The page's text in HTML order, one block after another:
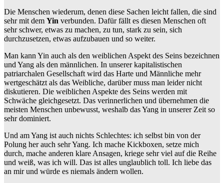
Die Menschen wiederum, denen diese Sachen leicht fallen, die sind
sehr mit dem Yin verbunden. Dafür fällt es diesen Menschen oft
sehr schwer, etwas zu machen, zu tun, stark zu sein, sich
durchzusetzen, etwas aufzubauen und so weiter.
Man kann Yin auch als den weiblichen Aspekt des Seins bezeichnen
und Yang als den männlichen. In unserer kapitalistischen
patriarchalen Gesellschaft wird das Harte und Männliche mehr
wertgeschätzt als das Weibliche, darüber muss man leider nicht
diskutieren. Die weiblichen Aspekte des Seins werden mit
Schwäche gleichgesetzt. Das verinnerlichen und übernehmen die
meisten Menschen unbewusst, weshalb das Yang in unserer Zeit so
sehr dominiert.
Und am Yang ist auch nichts Schlechtes: ich selbst bin von der
Polung her auch sehr Yang. Ich mache Kickboxen, setze mich
durch, mache anderen klare Ansagen, kriege sehr viel auf die Reihe
und weiß, was ich will. Das ist alles unglaublich toll. Ich liebe das
an mir und würde es niemals ändern wollen.